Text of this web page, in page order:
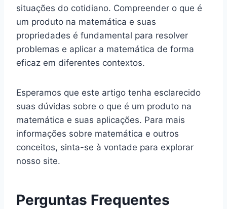
situações do cotidiano. Compreender o que é
um produto na matemática e suas
propriedades é fundamental para resolver
problemas e aplicar a matemática de forma
eficaz em diferentes contextos.
Esperamos que este artigo tenha esclarecido
suas dúvidas sobre o que é um produto na
matemática e suas aplicações. Para mais
informações sobre matemática e outros
conceitos, sinta-se à vontade para explorar
nosso site.
Perguntas Frequentes